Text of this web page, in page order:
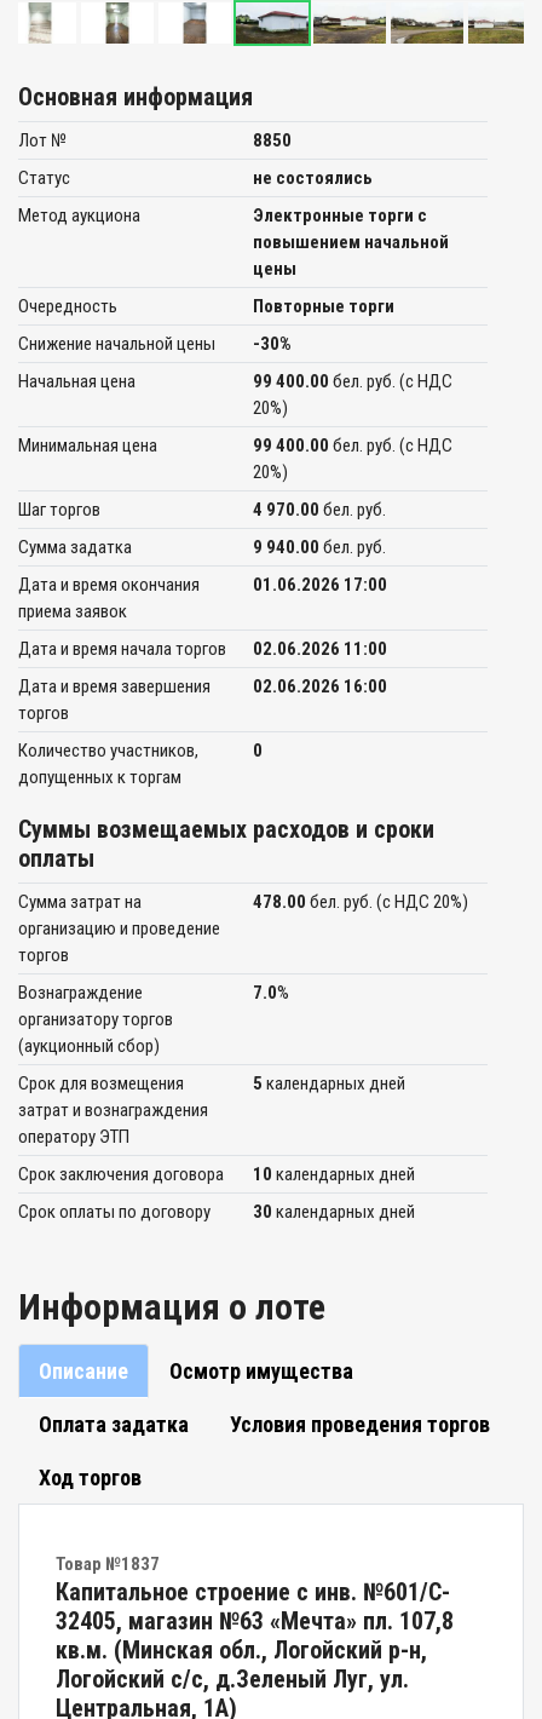
Основная информация
Лот №
8850
Статус
не состоялись
Метод аукциона
Электронные торги с
повышением начальной
цены
Очередность
Повторные торги
Снижение начальной цены
-30%
Начальная цена
99 400.00 бел. руб. (c НДС
20%)
Минимальная цена
99 400.00 бел. руб. (c НДС
20%)
Шаг торгов
4 970.00 бел. руб.
Сумма задатка
9 940.00 бел. руб.
Дата и время окончания
приема заявок
01.06.2026 17:00
Дата и время начала торгов
02.06.2026 11:00
Дата и время завершения
торгов
02.06.2026 16:00
Количество участников,
допущенных к торгам
0
Суммы возмещаемых расходов и сроки
оплаты
Сумма затрат на
организацию и проведение
торгов
478.00 бел. руб. (c НДС 20%)
Вознаграждение
организатору торгов
(аукционный сбор)
7.0%
Срок для возмещения
затрат и вознаграждения
оператору ЭТП
5 календарных дней
Срок заключения договора 10 календарных дней
Срок оплаты по договору
30 календарных дней
Информация о лоте
Описание Осмотр имущества
Оплата задатка Условия проведения торгов
Ход торгов
Товар №1837
Капитальное строение с инв. №601/C-
32405, магазин №63 «Мечта» пл. 107,8
кв.м. (Минская обл., Логойский р-н,
Логойский с/с, д.Зеленый Луг, ул.
Центральная, 1А)